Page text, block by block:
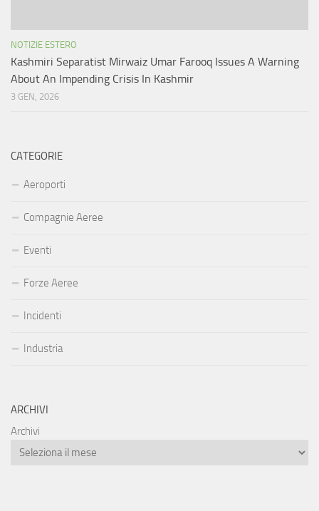
NOTIZIE ESTERO
Kashmiri Separatist Mirwaiz Umar Farooq Issues A Warning
About An Impending Crisis In Kashmir
3 GEN, 2026
CATEGORIE
Aeroporti
Compagnie Aeree
Eventi
Forze Aeree
Incidenti
Industria
ARCHIVI
Archivi